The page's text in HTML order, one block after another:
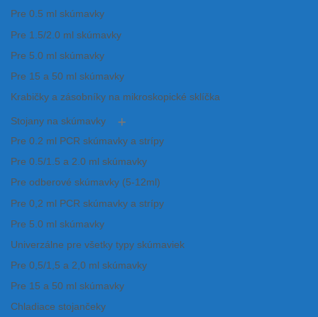
Pre 0.5 ml skúmavky
Pre 1.5/2.0 ml skúmavky
Pre 5.0 ml skúmavky
Pre 15 a 50 ml skúmavky
Krabičky a zásobníky na mikroskopické sklíčka
Stojany na skúmavky
Pre 0.2 ml PCR skúmavky a strípy
Pre 0.5/1.5 a 2.0 ml skúmavky
Pre odberové skúmavky (5-12ml)
Pre 0,2 ml PCR skúmavky a strípy
Pre 5.0 ml skúmavky
Univerzálne pre všetky typy skúmaviek
Pre 0,5/1,5 a 2,0 ml skúmavky
Pre 15 a 50 ml skúmavky
Chladiace stojančeky